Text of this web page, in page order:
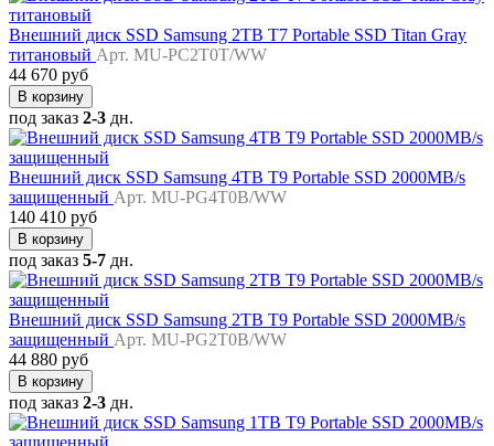
Внешний диск SSD Samsung 2TB T7 Portable SSD Titan Gray
титановый Арт. MU-PC2T0T/WW
44 670 руб
В корзину
под заказ 2-3 дн.
Внешний диск SSD Samsung 4TB T9 Portable SSD 2000MB/s
защищенный Арт. MU-PG4T0B/WW
140 410 руб
В корзину
под заказ 5-7 дн.
Внешний диск SSD Samsung 2TB T9 Portable SSD 2000MB/s
защищенный Арт. MU-PG2T0B/WW
44 880 руб
В корзину
под заказ 2-3 дн.